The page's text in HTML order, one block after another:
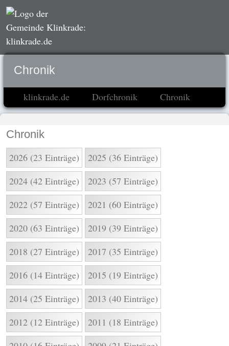
Chronik
klinkrade.de Dorfchronik Chronik
Chronik
2026 (23 Einträge)
2025 (36 Einträge)
2024 (42 Einträge)
2023 (57 Einträge)
2022 (57 Einträge)
2021 (60 Einträge)
2020 (63 Einträge)
2019 (39 Einträge)
2018 (27 Einträge)
2017 (35 Einträge)
2016 (14 Einträge)
2015 (19 Einträge)
2014 (25 Einträge)
2013 (40 Einträge)
2012 (12 Einträge)
2011 (18 Einträge)